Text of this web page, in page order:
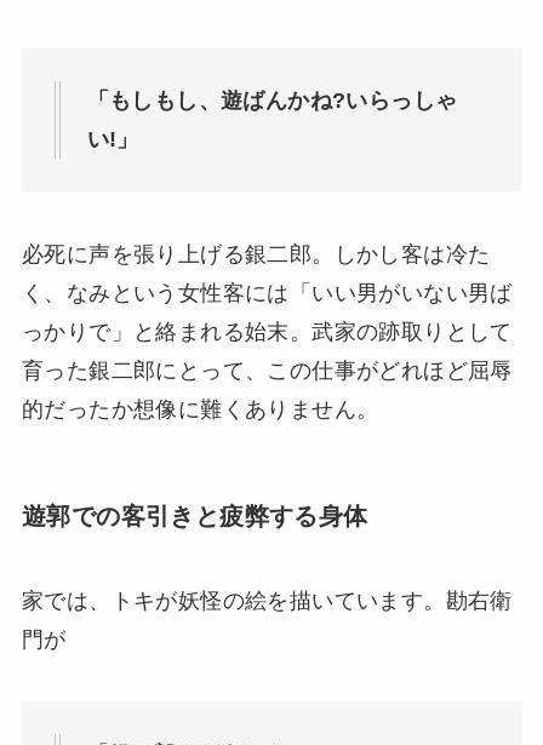
「もしもし、遊ばんかね?いらっしゃ
い!」
必死に声を張り上げる銀二郎。しかし客は冷た
く、なみという女性客には「いい男がいない男ば
っかりで」と絡まれる始末。武家の跡取りとして
育った銀二郎にとって、この仕事がどれほど屈辱
的だったか想像に難くありません。
遊郭での客引きと疲弊する身体
家では、トキが妖怪の絵を描いています。勘右衛
門が